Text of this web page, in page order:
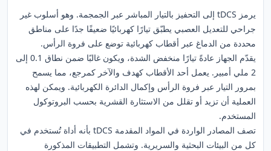
يرمز tDCS إلى التحفيز بالتيار المباشر عبر الجمجمة. وهو أسلوب غير
جراحي للتعديل العصبي يطبّق تيارًا كهربائيًا ضعيفًا جدًا على مناطق
محددة من الدماغ عبر أقطاب كهربائية توضع على فروة الرأس.
يقدّم الجهاز عادةً تيارًا منخفض الشدة، ويكون غالبًا ضمن نطاق 0.1 إلى
2 ملي أمبير. يعمل أحد الأقطاب كهدف والآخر كمرجع، مما يسمح
بمرور التيار عبر فروة الرأس وإكمال الدائرة الكهربائية. ويمكن لهذه
العملية أن تزيد أو تقلل من الاستثارة القشرية بحسب البروتوكول
المستخدم.
تصف المصادر الواردة في المواد المقدمة tDCS بأنه أداة تُستخدم في
كل من البيئات البحثية والسريرية. وتشمل التطبيقات المذكورة